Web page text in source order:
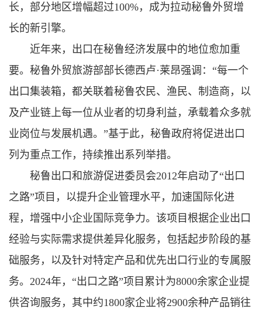
长，部分地区增幅超过100%，成为拉动秘鲁外贸增
长的新引擎。
近年来，出口在秘鲁经济发展中的地位愈加重
要。秘鲁外贸旅游部部长德西卢·莱昂强调：“每一个
出口集装箱，都关联着秘鲁农民、渔民、制造商，以
及产业链上每一位从业者的切身利益，承载着众多就
业岗位与发展机遇。”基于此，秘鲁政府将促进出口
列为重点工作，持续推出系列举措。
秘鲁出口和旅游促进委员会2012年启动了“出口
之路”项目，以提升企业管理水平，加速国际化进
程，增强中小企业国际竞争力。该项目根据企业出口
经验与实际需求提供差异化服务，包括起步阶段的基
础服务，以及针对特定产品和优先出口行业的专属服
务。2024年，“出口之路”项目累计为8000余家企业提
供咨询服务，其中约1800家企业将2900余种产品销往